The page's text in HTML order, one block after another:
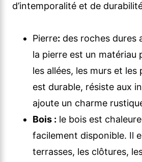
d’intemporalité et de
Pierre: des roches dures
la pierre est un matériau
les allées, les murs et les
est durable, résiste aux
ajoute un charme
Bois : le bois est
facilement disponible. Il
terrasses, les clôtures,